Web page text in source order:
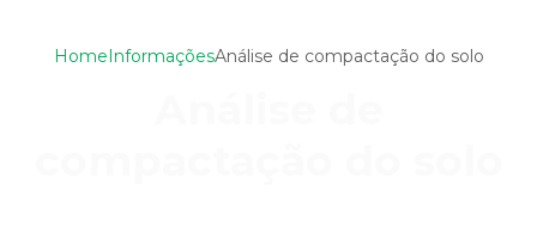
HomeInformaçõesAnálise de compactação do solo